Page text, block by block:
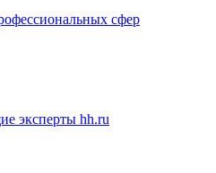
сфер
эксперты hh.ru